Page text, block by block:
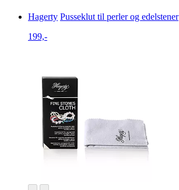
Hagerty Pusseklut til perler og edelstener
199,-